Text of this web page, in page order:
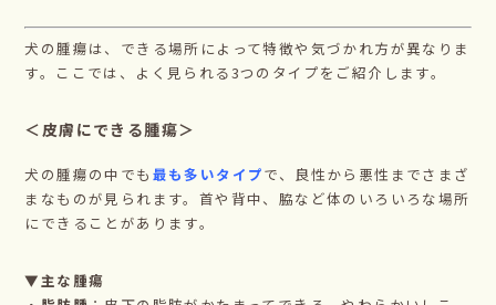
犬の腫瘍は、できる場所によって特徴や気づかれ方が異なりま
す。ここでは、よく見られる3つのタイプをご紹介します。
＜皮膚にできる腫瘍＞
犬の腫瘍の中でも 最も多いタイプで、良性から悪性までさまざ
まなものが見られます。首や背中、脇など体のいろいろな場所
にできることがあります。
▼主な腫瘍